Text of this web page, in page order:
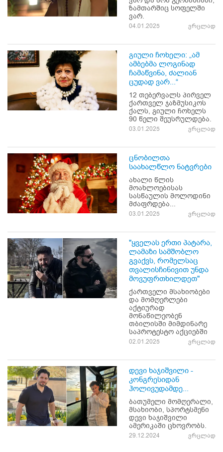
ზამთარშიც სოფელში
ვარ.
04.01.2025 ვრცლად
გიული ჩოხელი: „ამ
ამბებმა ლოგინად
ჩამაწვინა, ძალიან
ცუდად ვარ...“
12 თებერვალს პირველ
ქართველ ჯაზმუსიკოს
ქალს, გიული ჩოხელს
90 წელი შეუსრულდება.
03.01.2025 ვრცლად
ცნობილთა
საახალწლო ნატვრები
ახალი წლის
მოახლოებისას
სასწაულის მოლოდინი
მძაფრდება...
03.01.2025 ვრცლად
"ყველას ერთი პატარა,
ლამაზი სამშობლო
გვაქვს, რომელსაც
თვალისჩინივით უნდა
მოვუფრთხილდეთ"
ქართველი მსახიობები
და მომღერლები
აქტიურად
მონაწილეობენ
თბილისში მიმდინარე
საპროტესტო აქციებში
02.01.2025 ვრცლად
დევი ხაჯიშვილი -
კონგრესიდან
ჰოლივუდამდე...
ბათუმელი მომღერალი,
მსახიობი, სპორტსმენი
დევი ხაჯიშვილი
ამერიკაში ცხოვრობს.
29.12.2024 ვრცლად